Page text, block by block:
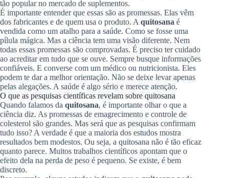
tão popular no mercado de suplementos.
É importante entender que essas são as promessas. Elas vêm
dos fabricantes e de quem usa o produto. A quitosana é
vendida como um atalho para a saúde. Como se fosse uma
pílula mágica. Mas a ciência tem uma visão diferente. Nem
todas essas promessas são comprovadas. É preciso ter cuidado
ao acreditar em tudo que se ouve. Sempre busque informações
confiáveis. E converse com um médico ou nutricionista. Eles
podem te dar a melhor orientação. Não se deixe levar apenas
pelas alegações. A saúde é algo sério e merece atenção.
O que as pesquisas científicas revelam sobre quitosana
Quando falamos da quitosana, é importante olhar o que a
ciência diz. As promessas de emagrecimento e controle de
colesterol são grandes. Mas será que as pesquisas confirmam
tudo isso? A verdade é que a maioria dos estudos mostra
resultados bem modestos. Ou seja, a quitosana não é tão eficaz
quanto parece. Muitos trabalhos científicos apontam que o
efeito dela na perda de peso é pequeno. Se existe, é bem
discreto.